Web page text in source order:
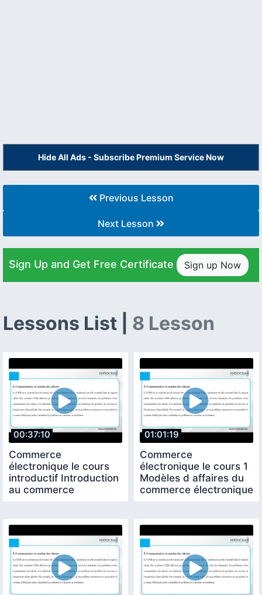
Hide All Ads - Subscribe Premium Service Now
Previous Lesson
Next Lesson
Sign Up and Get Free Certificate Sign up Now
Lessons List | 8 Lesson
00:37:10
Commerce
électronique le cours
introductif Introduction
au commerce
01:01:19
Commerce
électronique le cours 1
Modèles d affaires du
commerce électronique